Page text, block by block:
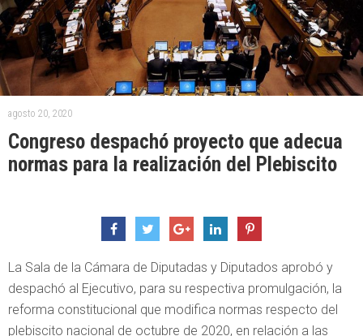
agosto 20, 2020
Congreso despachó proyecto que adecua
normas para la realización del Plebiscito
La Sala de la Cámara de Diputadas y Diputados aprobó y
despachó al Ejecutivo, para su respectiva promulgación, la
reforma constitucional que modifica normas respecto del
plebiscito nacional de octubre de 2020, en relación a las